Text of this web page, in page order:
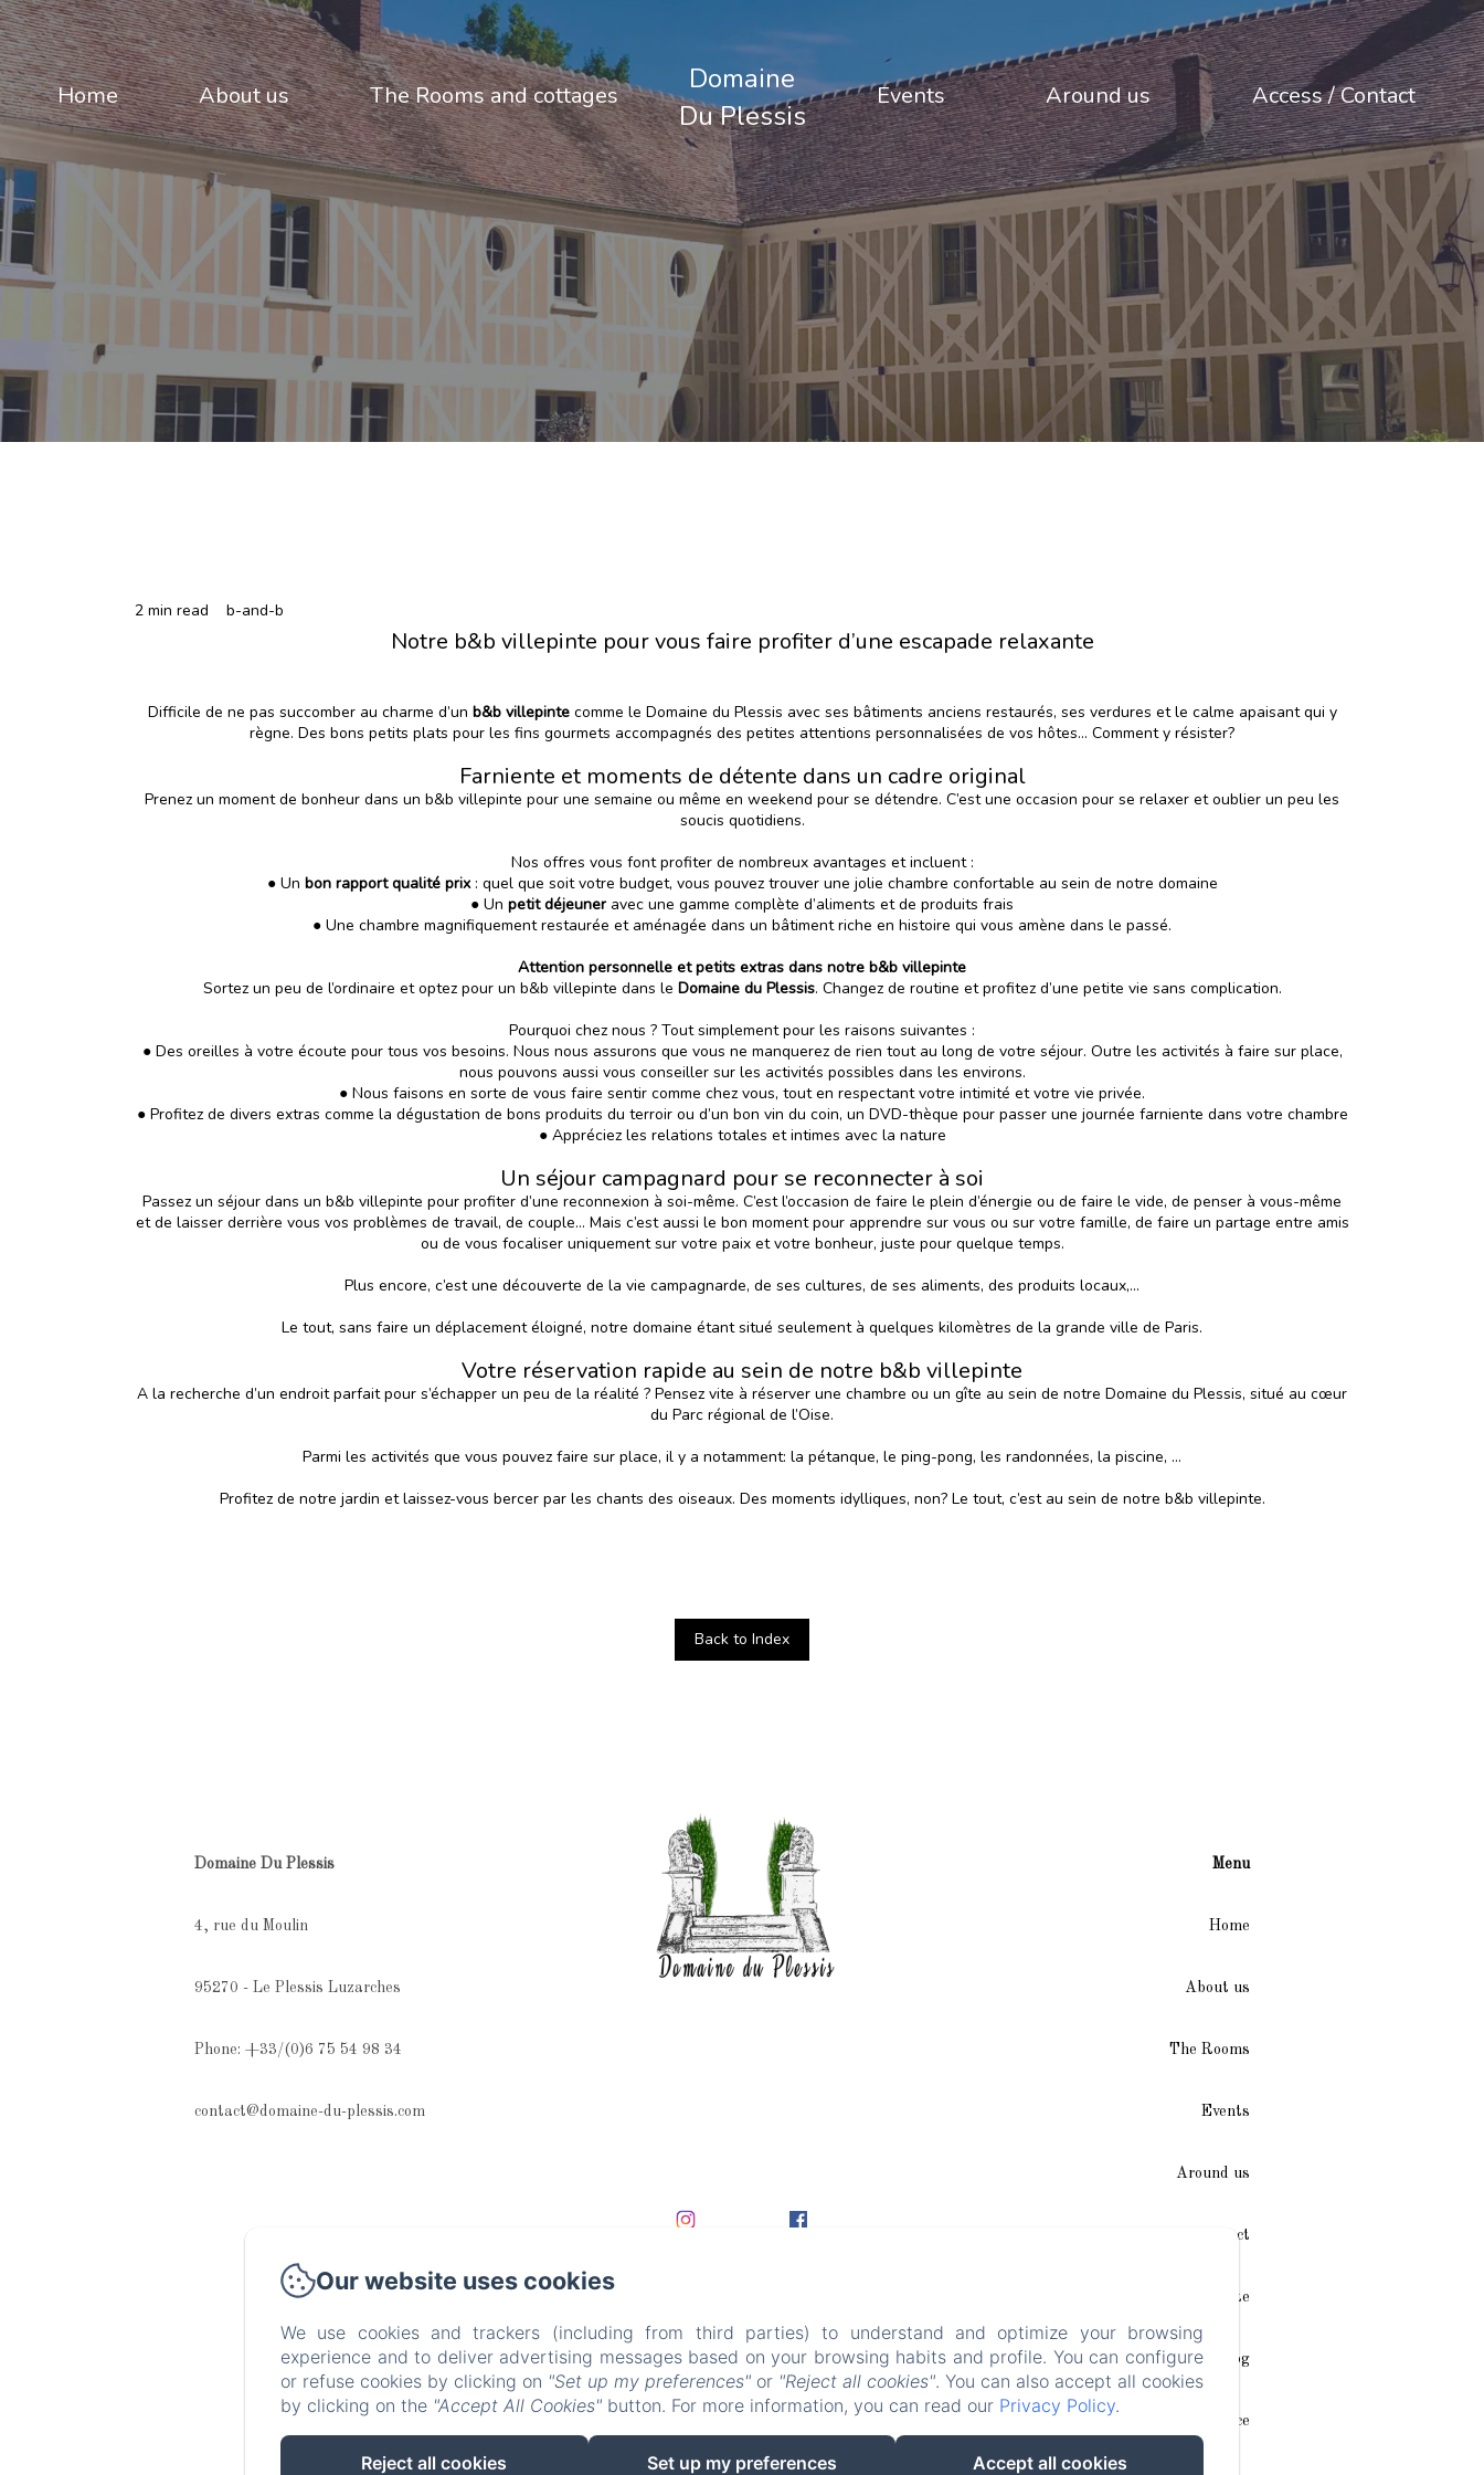
Home About us The Rooms and cottages
Domaine
Du Plessis
Events Around us Access / Contact
2 min read b-and-b
Notre b&b villepinte pour vous faire profiter d’une escapade relaxante
Difficile de ne pas succomber au charme d’un b&b villepintecomme le Domaine du Plessis avec ses bâtiments anciens restaurés, ses verdures et le calme apaisant qui y
règne. Des bons petits plats pour les fins gourmets accompagnés des petites attentions personnalisées de vos hôtes… Comment y résister?
Farniente et moments de détente dans un cadre original
Prenez un moment de bonheur dans un b&b villepinte pour une semaine ou même en weekend pour se détendre. C’est une occasion pour se relaxer et oublier un peu les
soucis quotidiens.
Nos offres vous font profiter de nombreux avantages et incluent :
● Un bon rapport qualité prix: quel que soit votre budget, vous pouvez trouver une jolie chambre confortable au sein de notre domaine
● Un petit déjeuneravec une gamme complète d’aliments et de produits frais
● Une chambre magnifiquement restaurée et aménagée dans un bâtiment riche en histoire qui vous amène dans le passé.
Attention personnelle et petits extras dans notre b&b villepinte
Sortez un peu de l’ordinaire et optez pour un b&b villepinte dans le Domaine du Plessis. Changez de routine et profitez d’une petite vie sans complication.
Pourquoi chez nous ? Tout simplement pour les raisons suivantes :
● Des oreilles à votre écoute pour tous vos besoins. Nous nous assurons que vous ne manquerez de rien tout au long de votre séjour. Outre les activités à faire sur place,
nous pouvons aussi vous conseiller sur les activités possibles dans les environs.
● Nous faisons en sorte de vous faire sentir comme chez vous, tout en respectant votre intimité et votre vie privée.
● Profitez de divers extras comme la dégustation de bons produits du terroir ou d’un bon vin du coin, un DVD-thèque pour passer une journée farniente dans votre chambre
● Appréciez les relations totales et intimes avec la nature
Un séjour campagnard pour se reconnecter à soi
Passez un séjour dans un b&b villepinte pour profiter d’une reconnexion à soi-même. C’est l’occasion de faire le plein d’énergie ou de faire le vide, de penser à vous-même
et de laisser derrière vous vos problèmes de travail, de couple… Mais c’est aussi le bon moment pour apprendre sur vous ou sur votre famille, de faire un partage entre amis
ou de vous focaliser uniquement sur votre paix et votre bonheur, juste pour quelque temps.
Plus encore, c’est une découverte de la vie campagnarde, de ses cultures, de ses aliments, des produits locaux,...
Le tout, sans faire un déplacement éloigné, notre domaine étant situé seulement à quelques kilomètres de la grande ville de Paris.
Votre réservation rapide au sein de notre b&b villepinte
A la recherche d’un endroit parfait pour s’échapper un peu de la réalité ? Pensez vite à réserver une chambre ou un gîte au sein de notre Domaine du Plessis, situé au cœur
du Parc régional de l’Oise.
Parmi les activités que vous pouvez faire sur place, il y a notamment: la pétanque, le ping-pong, les randonnées, la piscine, …
Profitez de notre jardin et laissez-vous bercer par les chants des oiseaux. Des moments idylliques, non? Le tout, c’est au sein de notre b&b villepinte.
Back to Index
Domaine Du Plessis
4, rue du Moulin
95270 - Le Plessis Luzarches
Phone: +33/(0)6 75 54 98 34
contact@domaine-du-plessis.com
EN FR DE
Menu
Home
About us
The Rooms
Events
Around us
Access / Contact
Plan du site
Blog
Legal notice
Our website uses cookies
We use cookies and trackers (including from third parties) to understand and optimize your browsing
experience and to deliver advertising messages based on your browsing habits and profile. You can configure
or refuse cookies by clicking on "Set up my preferences" or "Reject all cookies". You can also accept all cookies
by clicking on the "Accept All Cookies" button. For more information, you can read our Privacy Policy.
Reject all cookies Set up my preferences Accept all cookies